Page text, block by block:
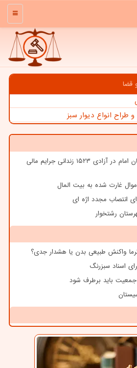
منو
قضا
انواع دیوار سبز
مشارکت ستاد اجرائی فرمان امام در آزادی ۱۵۲۳ زندانی جرایم مالی
انتصاب مجدد اژه ای
رشتخوار
واکنش طبیعی بدن یا هشدار جدی؟
اسناد سبزرنگ
جمعیت باید برطرف شود